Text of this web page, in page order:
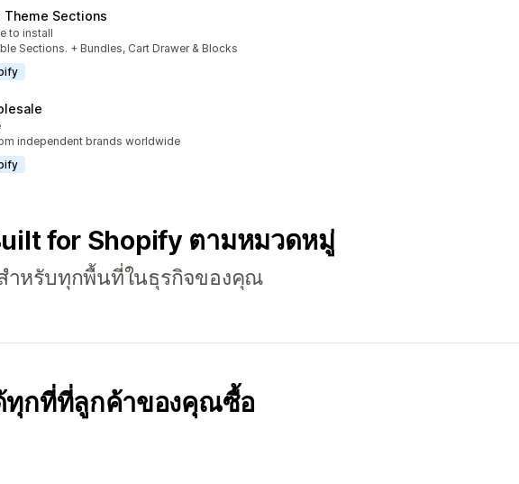
Theme Sections
to install
Sections. + Bundles, Cart Drawer & Blocks
independent brands worldwide
for Shopify ตามหมวดหมู่
หรับทุกพื้นที่ในธุรกิจของคุณ
ทุกที่ที่ลูกค้าของคุณซื้อ